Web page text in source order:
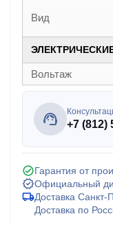
Вид
Вольтаж
+7 (812)
Гарантия от
Официальный
Доставка
Доставка по